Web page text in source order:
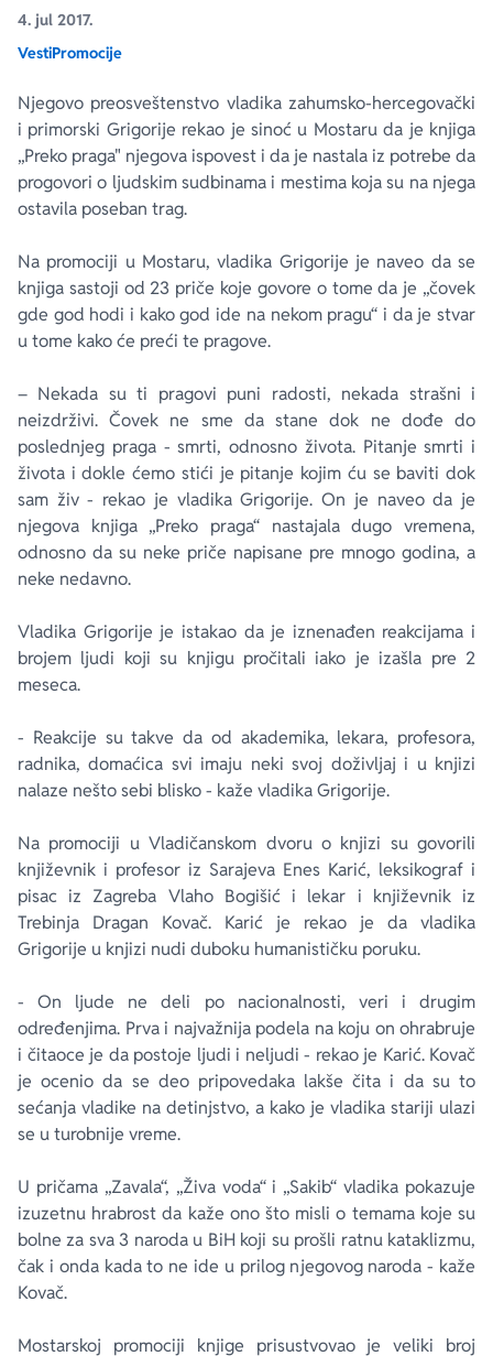
4. jul 2017.
VestiPromocije
Njegovo preosveštenstvo vladika zahumsko-hercegovački
i primorski Grigorije rekao je sinoć u Mostaru da je knjiga
„Preko praga" njegova ispovest i da je nastala iz potrebe da
progovori o ljudskim sudbinama i mestima koja su na njega
ostavila poseban trag.
Na promociji u Mostaru, vladika Grigorije je naveo da se
knjiga sastoji od 23 priče koje govore o tome da je „čovek
gde god hodi i kako god ide na nekom pragu“ i da je stvar
u tome kako će preći te pragove.
– Nekada su ti pragovi puni radosti, nekada strašni i
neizdrživi. Čovek ne sme da stane dok ne dođe do
poslednjeg praga - smrti, odnosno života. Pitanje smrti i
života i dokle ćemo stići je pitanje kojim ću se baviti dok
sam živ - rekao je vladika Grigorije. On je naveo da je
njegova knjiga „Preko praga“ nastajala dugo vremena,
odnosno da su neke priče napisane pre mnogo godina, a
neke nedavno.
Vladika Grigorije je istakao da je iznenađen reakcijama i
brojem ljudi koji su knjigu pročitali iako je izašla pre 2
meseca.
- Reakcije su takve da od akademika, lekara, profesora,
radnika, domaćica svi imaju neki svoj doživljaj i u knjizi
nalaze nešto sebi blisko - kaže vladika Grigorije.
Na promociji u Vladičanskom dvoru o knjizi su govorili
književnik i profesor iz Sarajeva Enes Karić, leksikograf i
pisac iz Zagreba Vlaho Bogišić i lekar i književnik iz
Trebinja Dragan Kovač. Karić je rekao je da vladika
Grigorije u knjizi nudi duboku humanističku poruku.
- On ljude ne deli po nacionalnosti, veri i drugim
određenjima. Prva i najvažnija podela na koju on ohrabruje
i čitaoce je da postoje ljudi i neljudi - rekao je Karić. Kovač
je ocenio da se deo pripovedaka lakše čita i da su to
sećanja vladike na detinjstvo, a kako je vladika stariji ulazi
se u turobnije vreme.
U pričama „Zavala“, „Živa voda“ i „Sakib“ vladika pokazuje
izuzetnu hrabrost da kaže ono što misli o temama koje su
bolne za sva 3 naroda u BiH koji su prošli ratnu kataklizmu,
čak i onda kada to ne ide u prilog njegovog naroda - kaže
Kovač.
Mostarskoj promociji knjige prisustvovao je veliki broj
Ekranizovane knjige
Za poklon
E-knjige
Poezija
Lični razvoj i popularna psihologija
Biografija
Bojan Ljubenović
Dejan Tiago-Stanković
Milica Jakovljević Mir-Jam
Peter Handke
Harlan Koben
Elif Šafak